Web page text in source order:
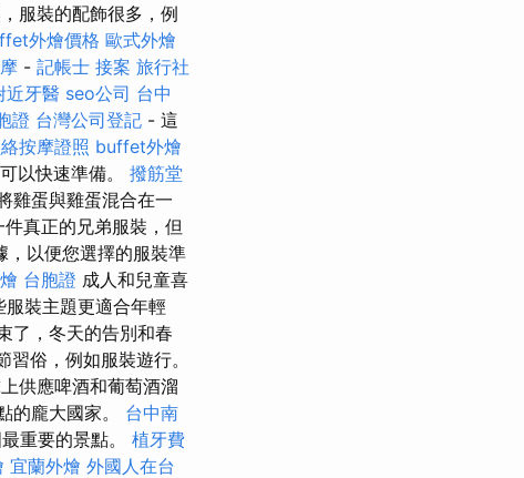
服裝的配飾很多，例
外燴價格 歐式外燴
- 記帳士 接案 旅行社
近牙醫 seo公司 台中
證 台灣公司登記 - 這
按摩證照 buffet外燴
以快速準備。 撥筋堂
雞蛋與雞蛋混合在一
真正的兄弟服裝，但
，以便您選擇的服裝準
台胞證 成人和兒童喜
服裝主題更適合年輕
了，冬天的告別和春
俗，例如服裝遊行。
供應啤酒和葡萄酒溜
的龐大國家。 台中南
重要的景點。 植牙費
宜蘭外燴 外國人在台